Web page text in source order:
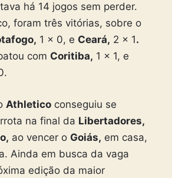
há 14 jogos sem perder.
foram três vitórias, sobre o
1 x 0, e Ceará, 2 x 1.
com Coritiba, 1 x 1, e
Athleticoconseguiu se
na final da Libertadores,
ao vencer o Goiás, em casa,
Ainda em busca da vaga
edição da maior